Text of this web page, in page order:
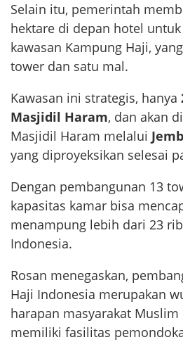
Selain itu, pemerintah
hektare di depan hotel
kawasan Kampung Haji,
tower dan satu mal.
Kawasan ini strategis, hanya
Masjidil Haram, dan akan
Masjidil Haram melalui
yang diproyeksikan selesai
Dengan pembangunan 13
kapasitas kamar bisa
menampung lebih dari 23
Indonesia.
Rosan menegaskan,
Haji Indonesia merupakan
harapan masyarakat
memiliki fasilitas